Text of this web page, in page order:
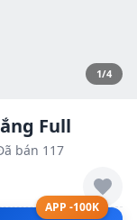
1/4
Full
bán 117
APP -100K